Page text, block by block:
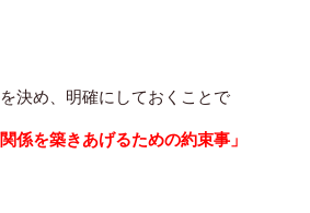
決め、明確にしておくことで
係を築きあげるための約束事」